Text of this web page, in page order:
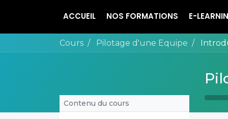
ACCUEIL NOS FORMATIONS E-
Cours Pilotage d'une Equipe
Contenu du cours